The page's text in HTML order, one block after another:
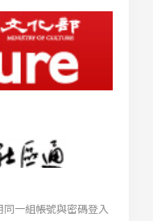
一組帳號與密碼登入